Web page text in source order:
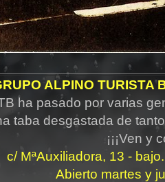
ALPINO TURISTA
ha pasado por varias
taba desgastada de
¡¡¡Ven y
c/ MªAuxiliadora, 13 -
Abierto martes y